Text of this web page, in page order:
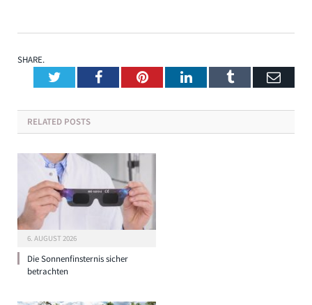
SHARE.
TwitterFacebookPinterestLinkedInTumblr
RELATED POSTS
6. AUGUST 2026
Die Sonnenfinsternis sicher
betrachten